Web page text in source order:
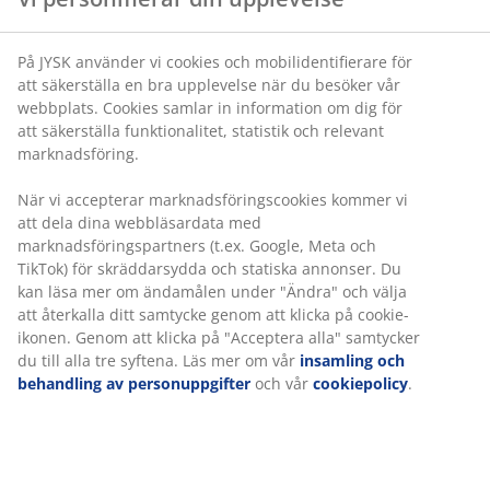
Ett sätt att göra ditt vardagsrum personligt är att
dekorera din soffa med massor av olikasoffkuddar
mer desto bättre. Blanda gärna och matcha olika
färger, material och mönster. Förutom att skapa
På JYSK använder vi cookies och mobilidentifierare för
att säkerställa en bra upplevelse när du besöker vår
webbplats. Cookies samlar in information om dig för
att säkerställa funktionalitet, statistik och relevant
marknadsföring.
När vi accepterar marknadsföringscookies kommer vi
att dela dina webbläsardata med
marknadsföringspartners (t.ex. Google, Meta och
TikTok) för skräddarsydda och statiska annonser. Du
kan läsa mer om ändamålen under "Ändra" och välja
att återkalla ditt samtycke genom att klicka på cookie-
ikonen. Genom att klicka på "Acceptera alla" samtycker
du till alla tre syftena. Läs mer om vår insamling och
behandling av personuppgifter och vår cookiepolicy.